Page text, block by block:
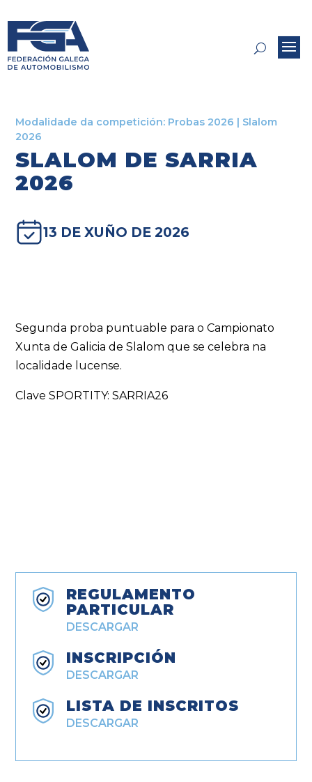
Modalidade da competición: Probas 2026 | Slalom
2026
SLALOM DE SARRIA
2026
13 DE XUÑO DE 2026
Segunda proba puntuable para o Campionato
Xunta de Galicia de Slalom que se celebra na
localidade lucense.
Clave SPORTITY: SARRIA26
REGULAMENTO
PARTICULAR
DESCARGAR
INSCRIPCIÓN
DESCARGAR
LISTA DE INSCRITOS
DESCARGAR